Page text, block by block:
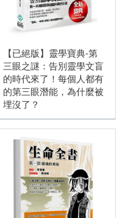
【已絕版】靈學寶典-第
三眼之謎：告別靈學文盲
的時代來了！每個人都有
的第三眼潛能，為什麼被
埋沒了？